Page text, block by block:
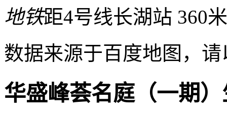
地铁距4号线长湖站 360米
数据来源于百度地图，
华盛峰荟名庭（一期